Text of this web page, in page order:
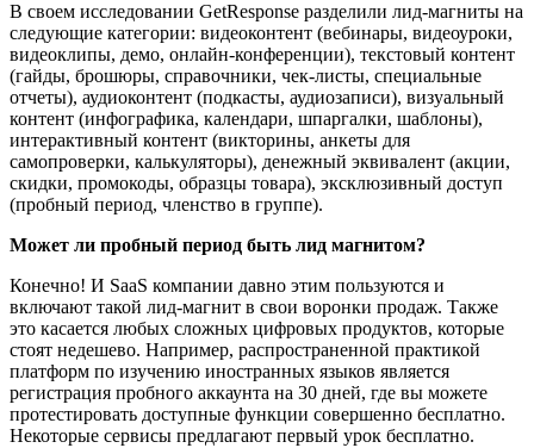
В своем исследовании GetResponse разделили лид-магниты на
следующие категории: видеоконтент (вебинары, видеоуроки,
видеоклипы, демо, онлайн-конференции), текстовый контент
(гайды, брошюры, справочники, чек-листы, специальные
отчеты), аудиоконтент (подкасты, аудиозаписи), визуальный
контент (инфографика, календари, шпаргалки, шаблоны),
интерактивный контент (викторины, анкеты для
самопроверки, калькуляторы), денежный эквивалент (акции,
скидки, промокоды, образцы товара), эксклюзивный доступ
(пробный период, членство в группе).
Может ли пробный период быть лид магнитом?
Конечно! И SaaS компании давно этим пользуются и
включают такой лид-магнит в свои воронки продаж. Также
это касается любых сложных цифровых продуктов, которые
стоят недешево. Например, распространенной практикой
платформ по изучению иностранных языков является
регистрация пробного аккаунта на 30 дней, где вы можете
протестировать доступные функции совершенно бесплатно.
Некоторые сервисы предлагают первый урок бесплатно.